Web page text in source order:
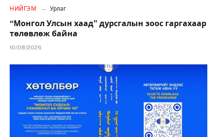
НИЙГЭМ Урлаг
“Монгол Улсын хаад” дурсгалын зоос гаргахаар
төлөвлөж байна
10/08/2026